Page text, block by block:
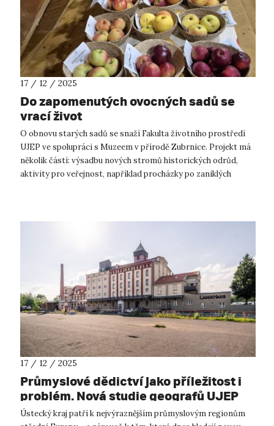
17 / 12 / 2025
Do zapomenutých ovocných sadů se
vrací život
O obnovu starých sadů se snaží Fakulta životního prostředí
UJEP ve spolupráci s Muzeem v přírodě Zubrnice. Projekt má
několik částí: výsadbu nových stromů historických odrůd,
aktivity pro veřejnost, například procházky po zaniklých
17 / 12 / 2025
Průmyslové dědictví jako příležitost i
problém. Nová studie geografů UJEP
ukazuje, proč se ústecký kraj zatím
Ústecký kraj patří k nejvýraznějším průmyslovým regionům